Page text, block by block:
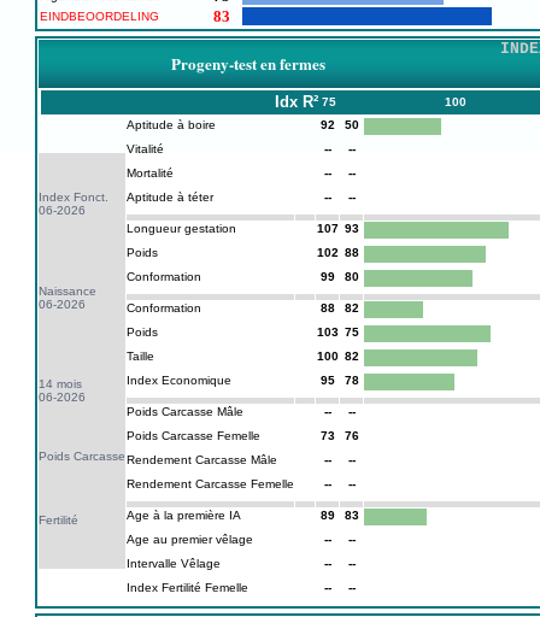
EINDBEOORDELING 83
Progeny-test en fermes
Idx R² 75 100
Index Fonct.
06-2026
Naissance
06-2026
14 mois
06-2026
Poids Carcasse
Fertilité
Aptitude à boire 92
50
Vitalité
--
--
Mortalité
--
--
Aptitude à téter
-- --
Longueur gestation 107 93
Poids
102 88
Conformation
99 80
Conformation 88
82
Poids
103 75
Taille
100 82
Index Economique
95 78
Poids Carcasse Mâle --
--
Poids Carcasse Femelle
73
76
Rendement Carcasse Mâle
--
--
Rendement Carcasse Femelle
-- --
Age à la première IA 89
83
Age au premier vêlage
--
--
Intervalle Vêlage
--
--
Index Fertilité Femelle
-- --